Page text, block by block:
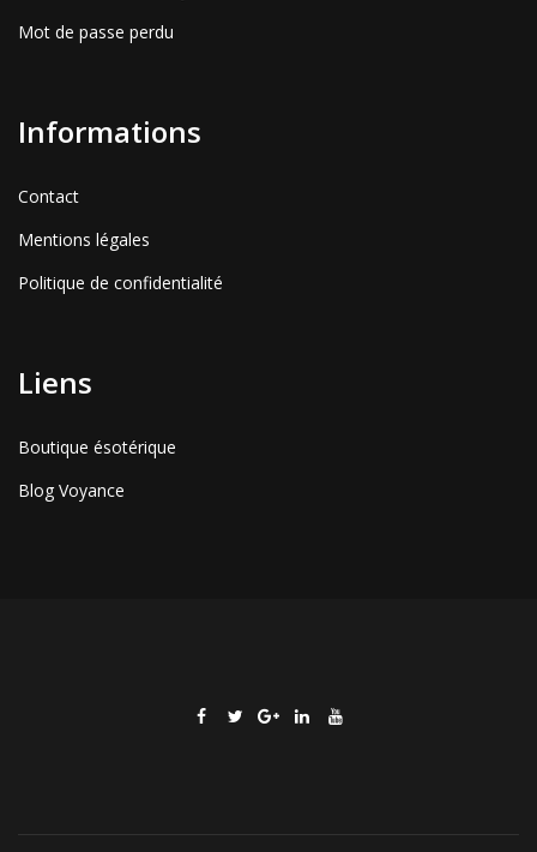
Mot de passe perdu
Informations
Contact
Mentions légales
Politique de confidentialité
Liens
Boutique ésotérique
Blog Voyance